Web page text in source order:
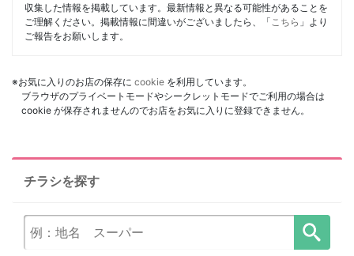
収集した情報を掲載しています。最新情報と異なる可能性があることを
ご理解ください。掲載情報に間違いがございましたら、「 こちら 」より
ご報告をお願いします。
※お気に入りのお店の保存に cookie を利用しています。
ブラウザのプライベートモードやシークレットモードでご利用の場合は
cookie が保存されませんのでお店をお気に入りに登録できません。
チラシを探す